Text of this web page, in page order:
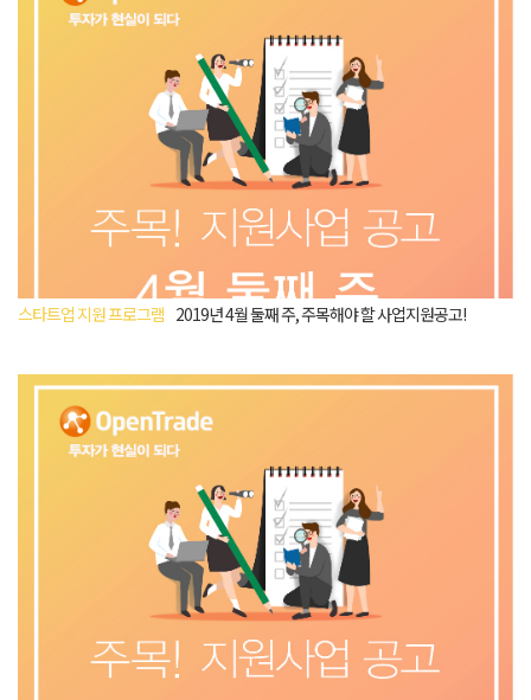
스타트업 지원 프로그램 2019년 4월 둘째 주, 주목해야 할 사업지원공고!